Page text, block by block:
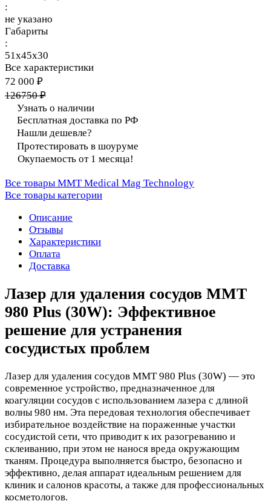
:
не указано
Габариты
:
51х45х30
Все характеристики
72 000 ₽
126750 ₽
Узнать о наличии
Бесплатная доставка по РФ
Нашли дешевле?
Протестировать в шоуруме
Окупаемость от 1 месяца!
Все товары MMT Medical Mag Technology
Все товары категории
Описание
Отзывы
Характеристики
Оплата
Доставка
Лазер для удаления сосудов MMT
980 Plus (30W): Эффективное
решение для устранения
сосудистых проблем
Лазер для удаления сосудов MMT 980 Plus (30W) — это
современное устройство, предназначенное для
коагуляции сосудов с использованием лазера с длиной
волны 980 нм. Эта передовая технология обеспечивает
избирательное воздействие на пораженные участки
сосудистой сети, что приводит к их разогреванию и
склеиванию, при этом не нанося вреда окружающим
тканям. Процедура выполняется быстро, безопасно и
эффективно, делая аппарат идеальным решением для
клиник и салонов красоты, а также для профессиональных
косметологов.